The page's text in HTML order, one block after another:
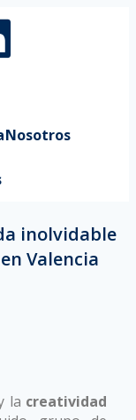
Nosotros
inolvidable
Valencia
la creatividad